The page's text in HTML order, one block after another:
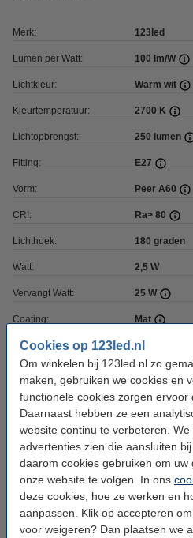
Cookies op 123led.nl
Om winkelen bij 123led.nl zo
maken, gebruiken we cookies en
functionele cookies zorgen ervoor
Daarnaast hebben ze een
website continu te verbeteren.
advertenties zien die aansluiten
daarom cookies gebruiken om uw
onze website te volgen. In ons
deze cookies, hoe ze werken en
aanpassen. Klik op accepteren
voor weigeren? Dan plaatsen we
Merk: 123led
Lumen per Watt: 100 lm/W
Lichtkleur: Warm wit
Kleurtemperatuur: 2700 K
Lichtopbrengst: 250 lumen
Fitting: E27
Vorm: Peer A60
CRI: Ra> 80
Lichthoek: 180 graden
Watt: 2,5 W
Vervangt Watt: 25 W
Coating: Mat
Dimbaar: Nee
220-240 V
Ingangsfrequentie: 50-60Hz
Afmetingen: 60 x 107 mm
Werktemperatuur: -20 tot +40 °C
Beschermingsniveau: IP20
Branduren: 15.000 uur
Energielabel: F